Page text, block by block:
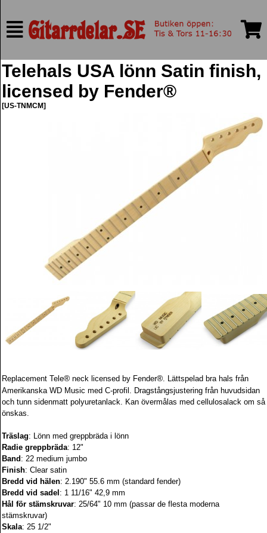
Telehals USA lönn Satin finish,
licensed by Fender®
[US-TNMCM]
Replacement Tele® neck licensed by Fender®. Lättspelad bra hals från
Amerikanska WD Music med C-profil. Dragstångsjustering från huvudsidan
och tunn sidenmatt polyuretanlack. Kan övermålas med cellulosalack om så
önskas.
Träslag: Lönn med greppbräda i lönn
Radie greppbräda: 12"
Band : 22 medium jumbo
Finish: Clear satin
Bredd vid hälen: 2.190" 55.6 mm (standard fender)
Bredd vid sadel : 1 11/16" 42,9 mm
Hål för stämskruvar: 25/64" 10 mm (passar de flesta moderna
stämskruvar)
Skala: 25 1/2"